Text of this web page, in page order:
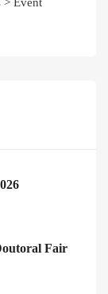
Fair